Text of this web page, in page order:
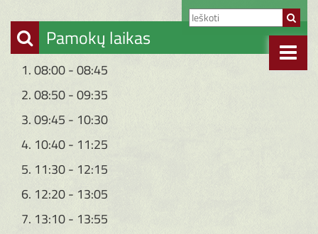
Pamokų laikas
1. 08:00 - 08:45
2. 08:50 - 09:35
3. 09:45 - 10:30
4. 10:40 - 11:25
5. 11:30 - 12:15
6. 12:20 - 13:05
7. 13:10 - 13:55